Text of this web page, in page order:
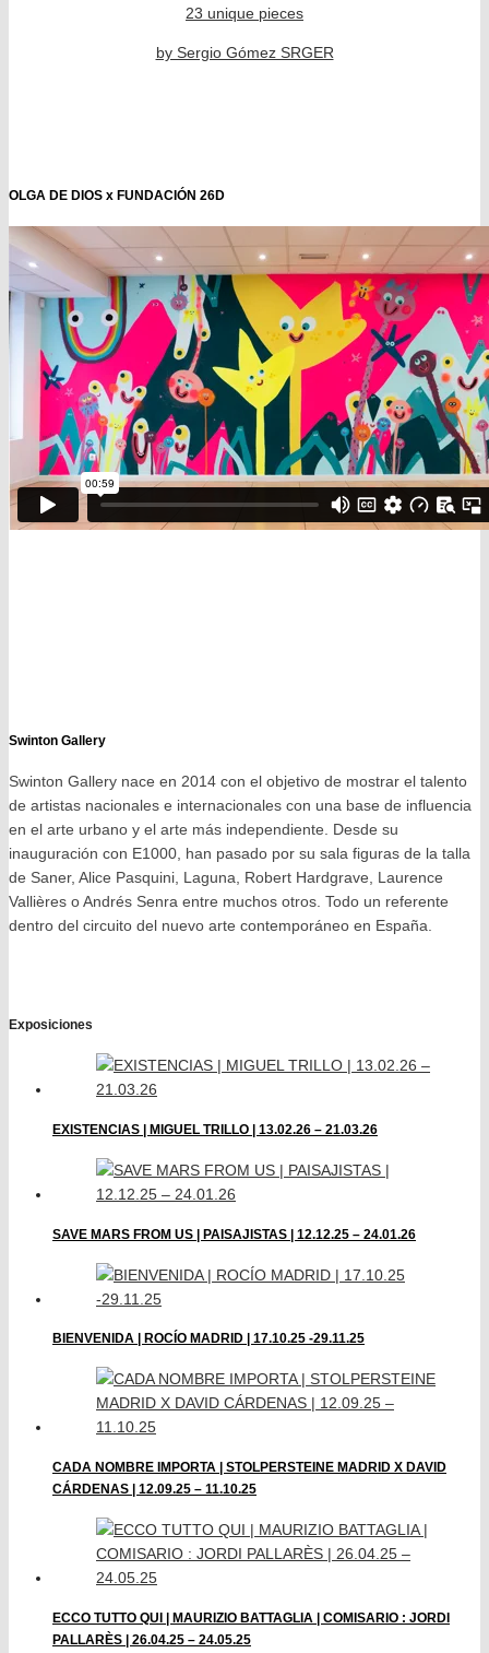
23 unique pieces
by Sergio Gómez SRGER
OLGA DE DIOS x FUNDACIÓN 26D
Swinton Gallery
Swinton Gallery nace en 2014 con el objetivo de mostrar el talento
de artistas nacionales e internacionales con una base de influencia
en el arte urbano y el arte más independiente. Desde su
inauguración con E1000, han pasado por su sala figuras de la talla
de Saner, Alice Pasquini, Laguna, Robert Hardgrave, Laurence
Vallières o Andrés Senra entre muchos otros. Todo un referente
dentro del circuito del nuevo arte contemporáneo en España.
Exposiciones
EXISTENCIAS | MIGUEL TRILLO | 13.02.26 – 21.03.26
SAVE MARS FROM US | PAISAJISTAS | 12.12.25 – 24.01.26
BIENVENIDA | ROCÍO MADRID | 17.10.25 -29.11.25
CADA NOMBRE IMPORTA | STOLPERSTEINE MADRID X DAVID
CÁRDENAS | 12.09.25 – 11.10.25
ECCO TUTTO QUI | MAURIZIO BATTAGLIA | COMISARIO : JORDI
PALLARÈS | 26.04.25 – 24.05.25